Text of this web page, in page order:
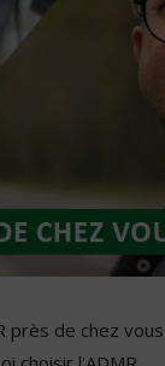
près de chez vous